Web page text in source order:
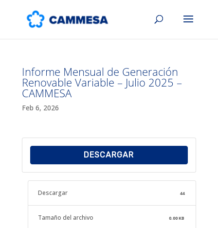
Informe Mensual de Generación
Renovable Variable – Julio 2025 –
CAMMESA
Feb 6, 2026
DESCARGAR
Descargar 44
Tamaño del archivo 0.00 KB